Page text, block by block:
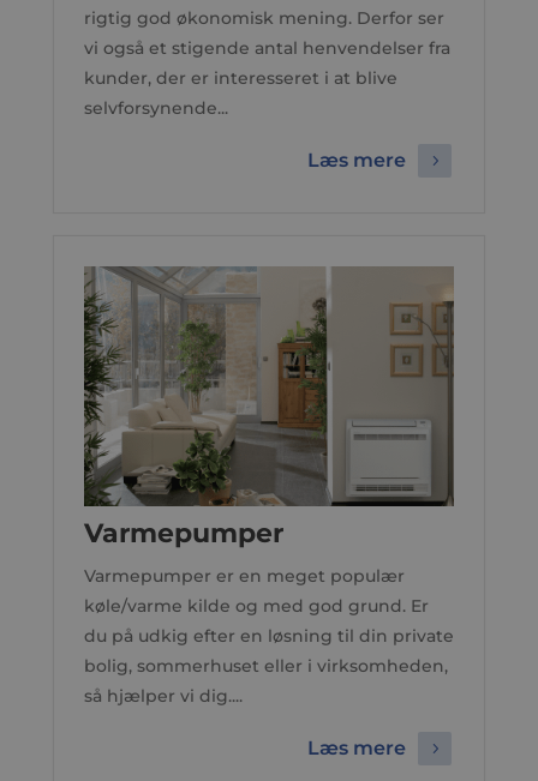
rigtig god økonomisk mening. Derfor ser
vi også et stigende antal henvendelser fra
kunder, der er interesseret i at blive
selvforsynende...
Læs mere
Varmepumper
Varmepumper er en meget populær
køle/varme kilde og med god grund. Er
du på udkig efter en løsning til din private
bolig, sommerhuset eller i virksomheden,
så hjælper vi dig....
Læs mere